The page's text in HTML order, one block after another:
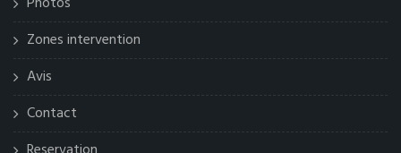
Zones intervention
Avis
Contact